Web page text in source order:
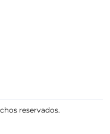
reservados.